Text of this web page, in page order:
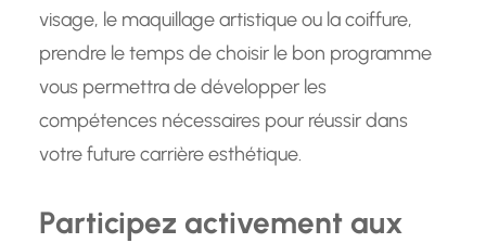
visage, le maquillage artistique ou la coiffure,
prendre le temps de choisir le bon programme
vous permettra de développer les
compétences nécessaires pour réussir dans
votre future carrière esthétique.
Participez activement aux